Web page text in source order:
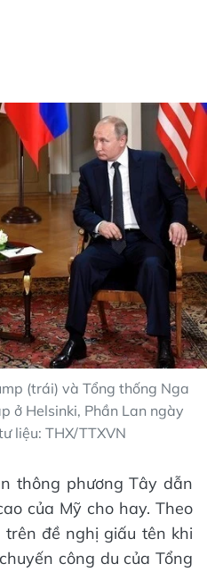
(trái) và Tổng thống Nga
ở Helsinki, Phần Lan ngày
liệu: THX/TTXVN
thông phương Tây dẫn
của Mỹ cho hay. Theo
đề nghị giấu tên khi
công du của Tổng